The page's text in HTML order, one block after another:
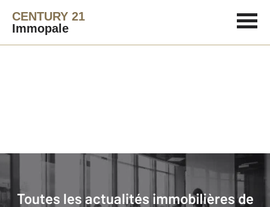
CENTURY 21
Immopale
Toutes les actualités immobilières de
Actualités immobilières à CALAIS